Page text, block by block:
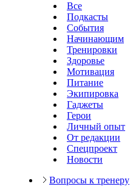
Все
Подкасты
События
Начинающим
Тренировки
Здоровье
Мотивация
Питание
Экипировка
Гаджеты
Герои
Личный опыт
От редакции
Спецпроект
Новости
Вопросы к тренеру